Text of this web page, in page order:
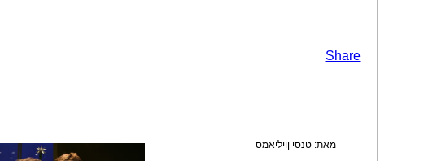
Share
מאת: טנסי ןויליאמס